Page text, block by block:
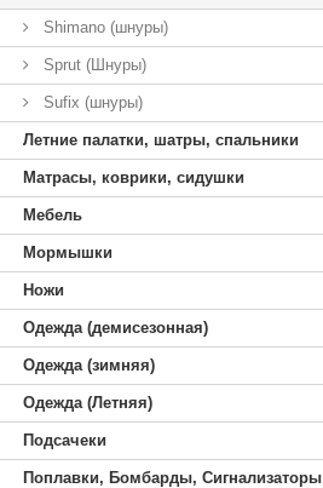
Shimano (шнуры)
Sprut (Шнуры)
Sufix (шнуры)
Летние палатки, шатры, спальники
Матрасы, коврики, сидушки
Мебель
Мормышки
Ножи
Одежда (демисезонная)
Одежда (зимняя)
Одежда (Летняя)
Подсачеки
Поплавки, Бомбарды, Сигнализаторы